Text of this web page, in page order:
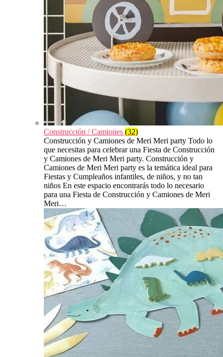
Construcción / Camiones (32)
Construcción y Camiones de Meri Meri party Todo lo
que necesitas para celebrar una Fiesta de Construcción
y Camiones de Meri Meri party. Construcción y
Camiones de Meri Meri party es la temática ideal para
Fiestas y Cumpleaños infantiles, de niños, y no tan
niños En este espacio encontrarás todo lo necesario
para una Fiesta de Construcción y Camiones de Meri
Meri…